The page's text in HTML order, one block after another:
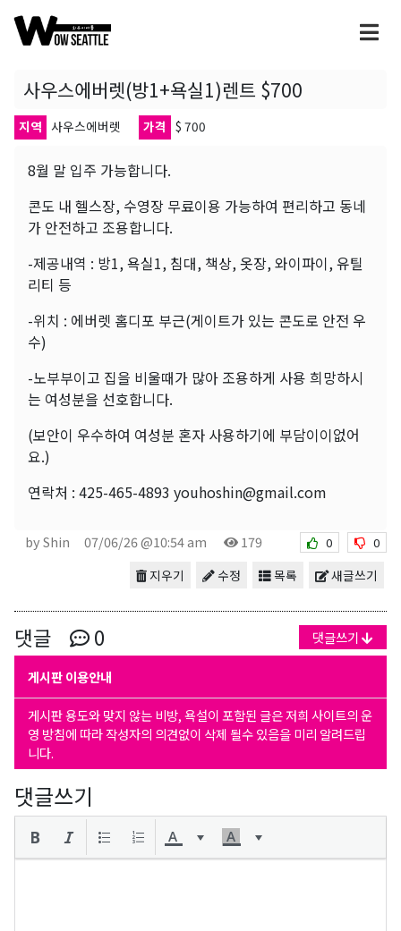
사우스에버렛(방1+욕실1)렌트 $700
지역 사우스에버렛 가격 $ 700
8월 말 입주 가능합니다.
콘도 내 헬스장, 수영장 무료이용 가능하여 편리하고 동네
가 안전하고 조용합니다.
-제공내역 : 방1, 욕실1, 침대, 책상, 옷장, 와이파이, 유틸
리티 등
-위치 : 에버렛 홈디포 부근(게이트가 있는 콘도로 안전 우
수)
-노부부이고 집을 비울때가 많아 조용하게 사용 희망하시
는 여성분을 선호합니다.
(보안이 우수하여 여성분 혼자 사용하기에 부담이이없어
요.)
연락처 : 425-465-4893 youhoshin@gmail.com
by Shin 07/06/26 @10:54 am 179 0 0
새글쓰기
목록
수정
지우기
댓글 0 댓글쓰기
게시판 이용안내
게시판 용도와 맞지 않는 비방, 욕설이 포함된 글은 저희 사이트의 운
영 방침에 따라 작성자의 의견없이 삭제 될수 있음을 미리 알려드립
니다.
댓글쓰기